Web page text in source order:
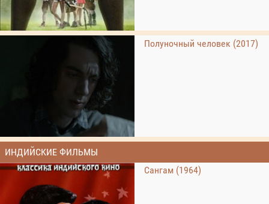
Полуночный человек (2017)
ИНДИЙСКИЕ ФИЛЬМЫ
Сангам (1964)